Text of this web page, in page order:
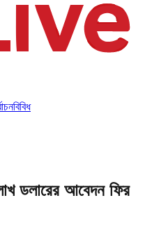
বিবিধ
ডলারের আবেদন ফির